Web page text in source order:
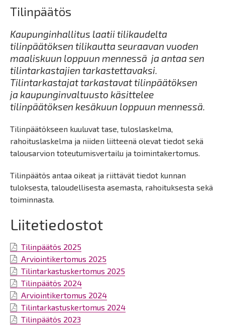
Tilinpäätös
Kaupunginhallitus laatii tilikaudelta
tilinpäätöksen tilikautta seuraavan vuoden
maaliskuun loppuun mennessä ja antaa sen
tilintarkastajien tarkastettavaksi.
Tilintarkastajat tarkastavat tilinpäätöksen
ja kaupunginvaltuusto käsittelee
tilinpäätöksen kesäkuun loppuun mennessä.
Tilinpäätökseen kuuluvat tase, tuloslaskelma,
rahoituslaskelma ja niiden liitteenä olevat tiedot sekä
talousarvion toteutumisvertailu ja toimintakertomus.
Tilinpäätös antaa oikeat ja riittävät tiedot kunnan
tuloksesta, taloudellisesta asemasta, rahoituksesta sekä
toiminnasta.
Liitetiedostot
Tilinpäätös 2025
Arviointikertomus 2025
Tilintarkastuskertomus 2025
Tilinpäätös 2024
Arviointikertomus 2024
Tilintarkastuskertomus 2024
Tilinpäätös 2023